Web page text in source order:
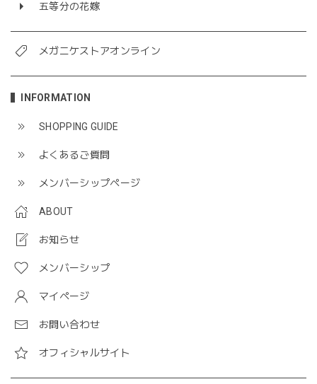
五等分の花嫁
メガニケストアオンライン
INFORMATION
SHOPPING GUIDE
よくあるご質問
メンバーシップページ
ABOUT
お知らせ
メンバーシップ
マイページ
お問い合わせ
オフィシャルサイト